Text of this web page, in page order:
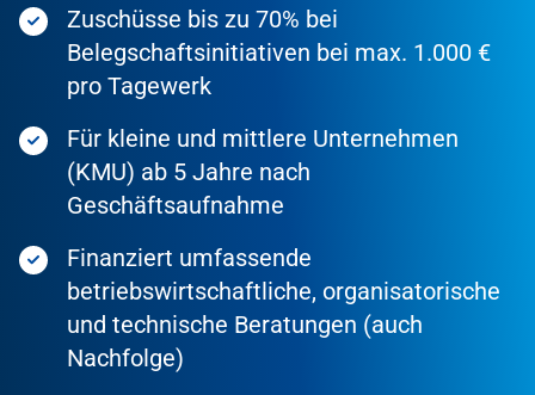
Zuschüsse bis zu 70% bei
Belegschaftsinitiativen bei max. 1.000 €
pro Tagewerk
Für kleine und mittlere Unternehmen
(KMU) ab 5 Jahre nach
Geschäftsaufnahme
Finanziert umfassende
betriebswirtschaftliche, organisatorische
und technische Beratungen (auch
Nachfolge)